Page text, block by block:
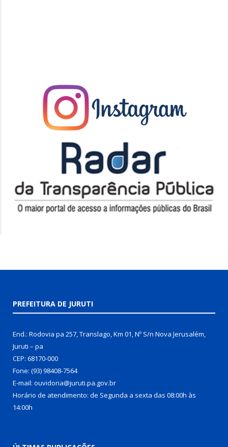
PREFEITURA DE JURUTI
End.: Rodovia pa 257, Translago, Km 01, Nº S/n Nova Jerusalém,
Juruti – pa
CEP: 68170-000
Fone: (93) 98408-7564
E-mail: ouvidoria@juruti.pa.gov.br
Horário de atendimento: de Segunda a sexta das 08:00h às
14:00h